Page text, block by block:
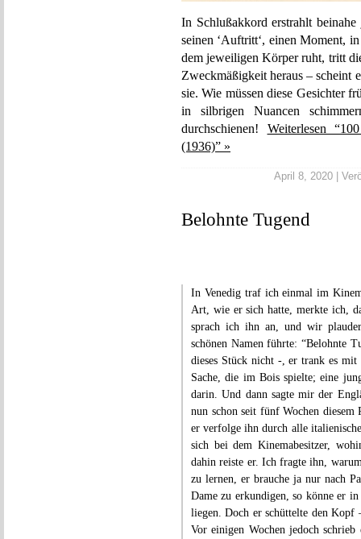
In Schlußakkord erstrahlt
seinen ‘Auftritt‘, einen Moment,
dem jeweiligen Körper ruht, tritt
Zweckmäßigkeit heraus – scheint
sie. Wie müssen diese Gesichter
in silbrigen Nuancen
durchschienen! Weiterlesen
(1936)” »
April 8, 2020 |
Belohnte Tugend
In Venedig traf ich einmal im
Art, wie er sich hatte, merkte ich,
sprach ich ihn an, und wir
schönen Namen führte: “Belohnte
dieses Stück nicht -, er trank es mit
Sache, die im Bois spielte; eine
darin. Und dann sagte mir der
nun schon seit fünf Wochen
er verfolge ihn durch alle
sich bei dem Kinemabesitzer,
dahin reiste er. Ich fragte ihn,
zu lernen, er brauche ja nur nach
Dame zu erkundigen, so könne er in
liegen. Doch er schüttelte den
Vor einigen Wochen jedoch